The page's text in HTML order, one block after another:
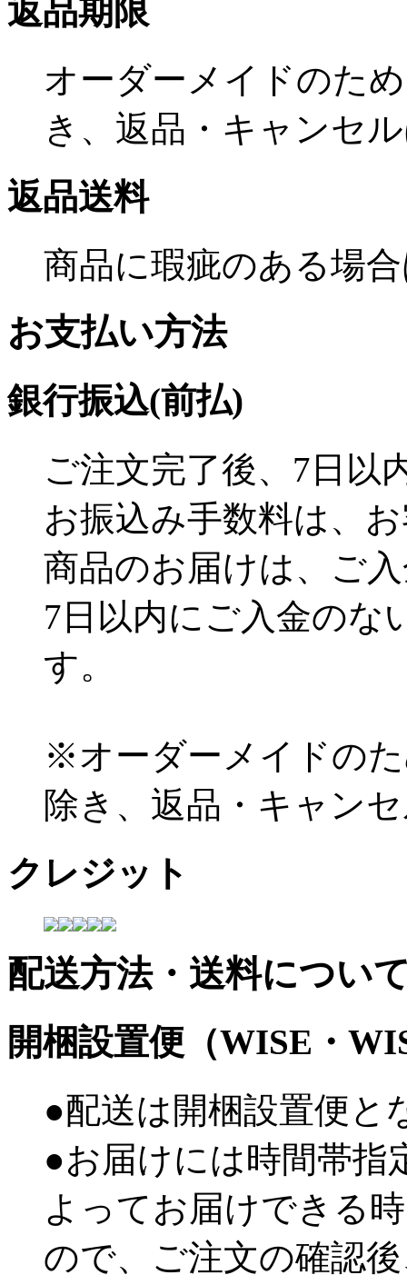
返品期限
オーダーメイドのた
き、返品・キャンセ
返品送料
商品に瑕疵のある場
お支払い方法
銀行振込(前払)
ご注文完了後、7日以
お振込み手数料は、
商品のお届けは、ご
7日以内にご入金のな
す。
※オーダーメイドの
除き、返品・キャン
クレジット
配送方法・送料につい
開梱設置便（WISE・
●配送は開梱設置便と
●お届けには時間帯指
よってお届けできる
ので、ご注文の確認